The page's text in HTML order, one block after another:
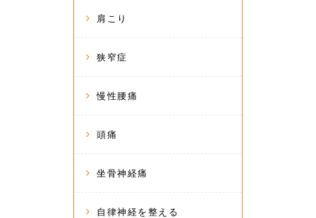
肩こり
狭窄症
慢性腰痛
頭痛
坐骨神経痛
自律神経を整える